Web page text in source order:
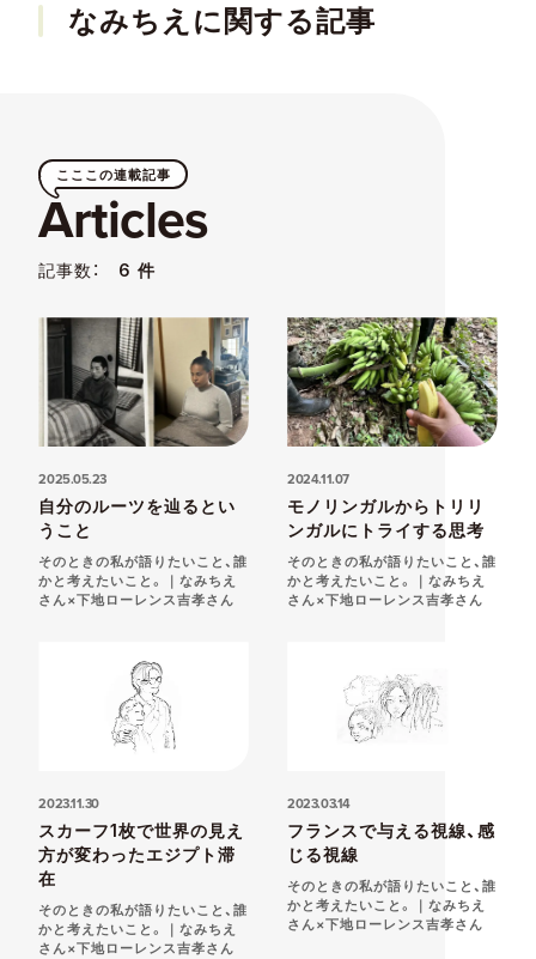
なみちえに関する記事
こここの連載記事
Articles
記事数： 6 件
2025.05.23
自分のルーツを辿るとい
うこと
そのときの私が語りたいこと、誰
かと考えたいこと。｜なみちえ
さん×下地ローレンス吉孝さん
2024.11.07
モノリンガルからトリリ
ンガルにトライする思考
そのときの私が語りたいこと、誰
かと考えたいこと。｜なみちえ
さん×下地ローレンス吉孝さん
2023.11.30
スカーフ1枚で世界の見え
方が変わったエジプト滞
在
そのときの私が語りたいこと、誰
かと考えたいこと。｜なみちえ
さん×下地ローレンス吉孝さん
2023.03.14
フランスで与える視線、感
じる視線
そのときの私が語りたいこと、誰
かと考えたいこと。｜なみちえ
さん×下地ローレンス吉孝さん